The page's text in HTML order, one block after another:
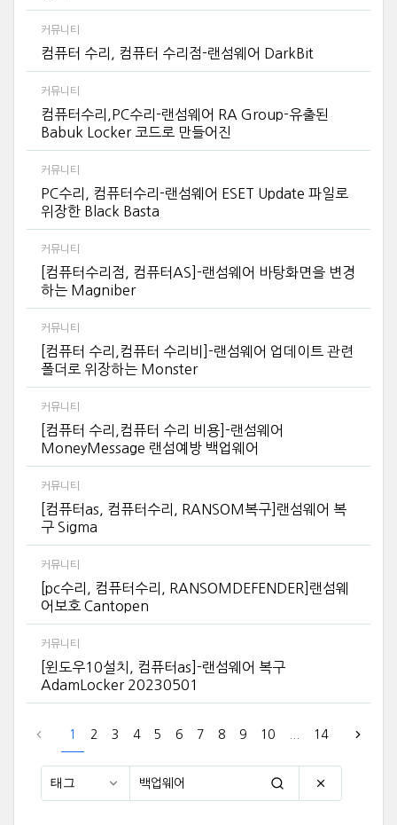
커뮤니티
컴퓨터 수리, 컴퓨터 수리점-랜섬웨어 DarkBit
커뮤니티
컴퓨터수리,PC수리-랜섬웨어 RA Group-유출된
Babuk Locker 코드로 만들어진
커뮤니티
PC수리, 컴퓨터수리-랜섬웨어 ESET Update 파일로
위장한 Black Basta
커뮤니티
[컴퓨터수리점, 컴퓨터AS]-랜섬웨어 바탕화면을 변경
하는 Magniber
커뮤니티
[컴퓨터 수리,컴퓨터 수리비]-랜섬웨어 업데이트 관련
폴더로 위장하는 Monster
커뮤니티
[컴퓨터 수리,컴퓨터 수리 비용]-랜섬웨어
MoneyMessage 랜섬예방 백업웨어
커뮤니티
[컴퓨터as, 컴퓨터수리, RANSOM복구]랜섬웨어 복
구 Sigma
커뮤니티
[pc수리, 컴퓨터수리, RANSOMDEFENDER]랜섬웨
어보호 Cantopen
커뮤니티
[윈도우10설치, 컴퓨터as]-랜섬웨어 복구
AdamLocker 20230501
1 2 3 4 5 6 7 8 9 10 14